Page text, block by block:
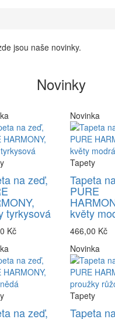
jsou naše novinky.
Novinky
na zeď,
tyrkysová
Kč
Novinka
Tapety
Tapeta
PURE
květy
466,00 Kč
na zeď,
Novinka
Tapety
Tapeta